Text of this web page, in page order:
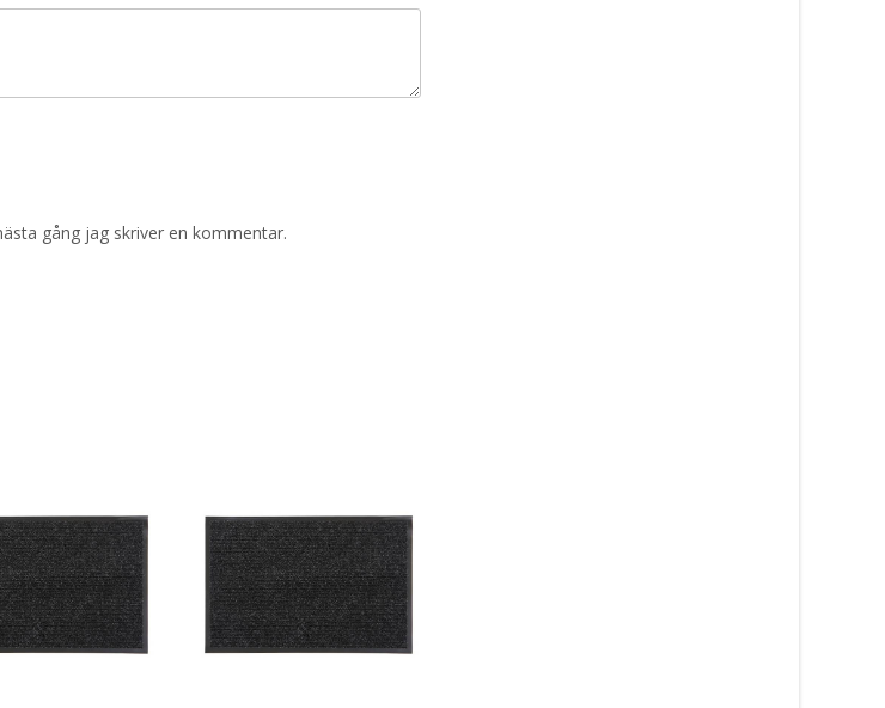
gång jag skriver en kommentar.